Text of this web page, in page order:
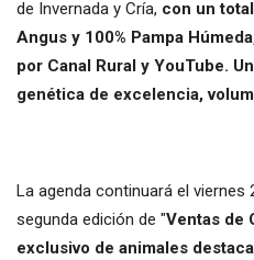
de Invernada y Cría, con un
Angus y 100% Pampa
por Canal Rural y YouTube.
genética de excelencia,
La agenda continuará el
segunda edición de "Ventas de
exclusivo de animales